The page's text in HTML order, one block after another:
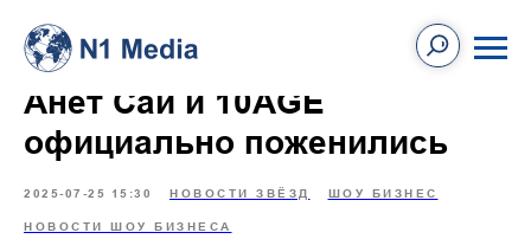
Анет Сай и 10AGE
официально поженились
2025-07-25 15:30 НОВОСТИ ЗВЁЗД ШОУ БИЗНЕС
НОВОСТИ ШОУ БИЗНЕСА